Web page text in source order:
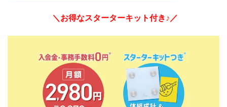
＼お得なスターターキット付き♪／